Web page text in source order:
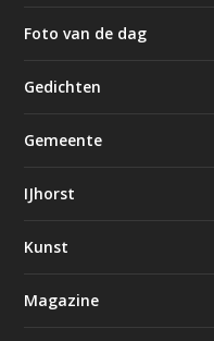
Foto van de dag
Gedichten
Gemeente
IJhorst
Kunst
Magazine